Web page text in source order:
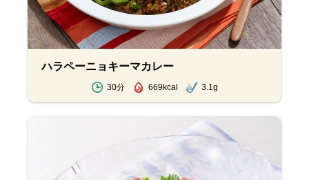
ハラペーニョキーマカレー
30分 669kcal 3.1g